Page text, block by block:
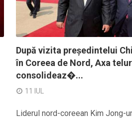
După vizita președintelui
în Coreea de Nord, Axa
consolideaz�...
11 IUL
Liderul nord-coreean Kim Jong-